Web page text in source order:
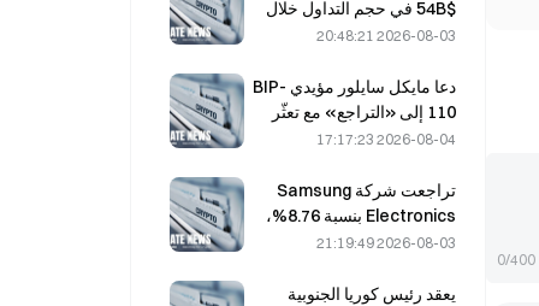
0/400
تدفقات الاستثمار الداخلة
$54B في حجم التداول خلال
يوليو، مدفوعةً بكأس العالم
2026-08-03 20:48:21
دعا مايكل سايلور مؤيدي BIP-
110 إلى «التراجع» مع تعثّر
دعم المعدّنين عند 2.70%
2026-08-04 17:17:23
تراجعت شركة Samsung
Electronics بنسبة 8.76%،
ارتفاع خلال يوليو
2026-08-03 21:19:49
يعقد رئيس كوريا الجنوبية